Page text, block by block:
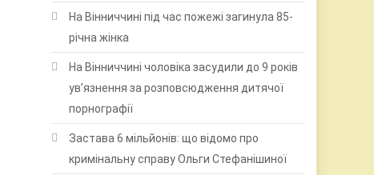
На Вінниччині під час пожежі загинула 85-
річна жінка
На Вінниччині чоловіка засудили до 9 років
ув’язнення за розповсюдження дитячої
порнографії
Застава 6 мільйонів: що відомо про
кримінальну справу Ольги Стефанішиної